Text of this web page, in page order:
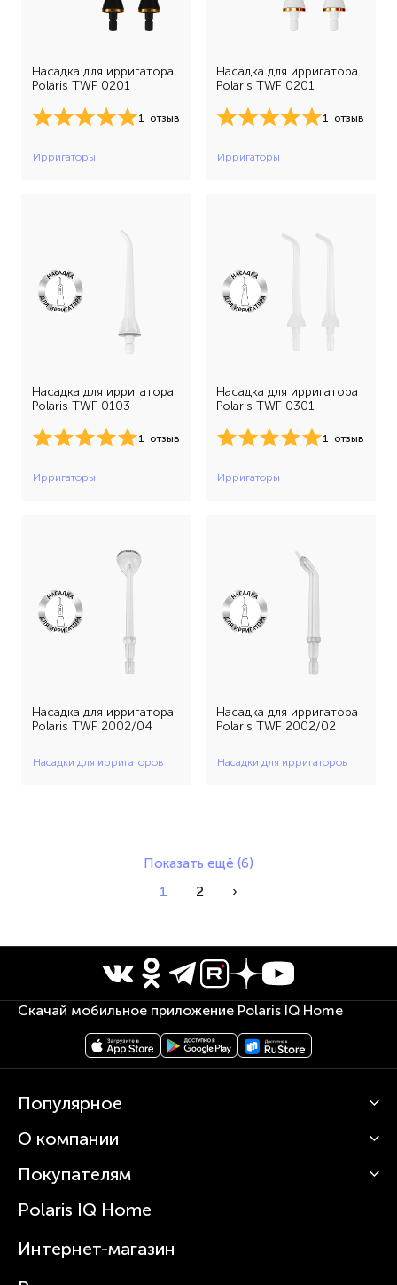
Насадка для ирригатора
Polaris TWF 0201
1 отзыв
Ирригаторы
Насадка для ирригатора
Polaris TWF 0201
1 отзыв
Ирригаторы
Насадка для ирригатора
Polaris TWF 0103
1 отзыв
Ирригаторы
Насадка для ирригатора
Polaris TWF 0301
1 отзыв
Ирригаторы
Насадка для ирригатора
Polaris TWF 2002/04
Насадки для ирригаторов
Насадка для ирригатора
Polaris TWF 2002/02
Насадки для ирригаторов
Показать ещё (6)
1 2 ›
Скачай мобильное приложение Polaris IQ Home
Популярное
Кофемашины
Вертикальные пылесосы
Зубные щетки и ирригаторы
Увлажнители
О компании
О Polaris
Статьи
Покупателям
Сервисные центры
Где купить
Polaris IQ Home
Интернет-магазин